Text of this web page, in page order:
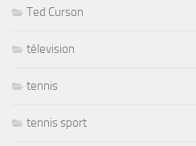
Ted Curson
télevision
tennis
tennis sport